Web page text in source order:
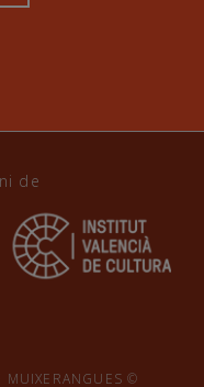
de
MUIXERANGUES ©